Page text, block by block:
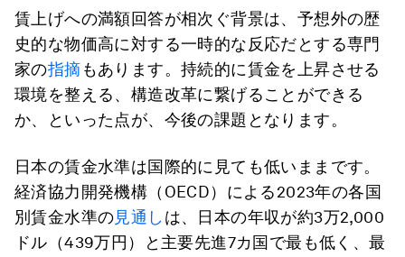
賃上げへの満額回答が相次ぐ背景は、予想外の歴
史的な物価高に対する一時的な反応だとする専門
家の指摘もあります。持続的に賃金を上昇させる
環境を整える、構造改革に繋げることができる
か、といった点が、今後の課題となります。
日本の賃金水準は国際的に見ても低いままです。
経済協力開発機構（OECD）による2023年の各国
別賃金水準の見通し は、日本の年収が約3万2,000
ドル（439万円）と主要先進7カ国で最も低く、最